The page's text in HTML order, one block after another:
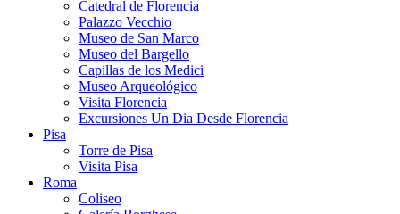
Catedral de Florencia
Palazzo Vecchio
Museo de San Marco
Museo del Bargello
Capillas de los Medici
Museo Arqueológico
Visita Florencia
Excursiones Un Dia Desde Florencia
Pisa
Torre de Pisa
Visita Pisa
Roma
Coliseo